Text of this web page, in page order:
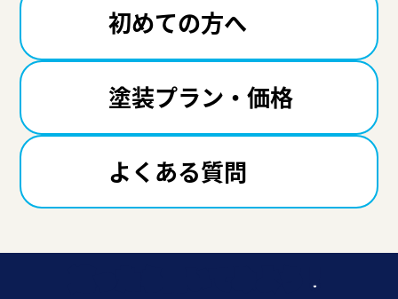
初めての方へ
塗装プラン・価格
よくある質問
迷ったら聞いてみよう！